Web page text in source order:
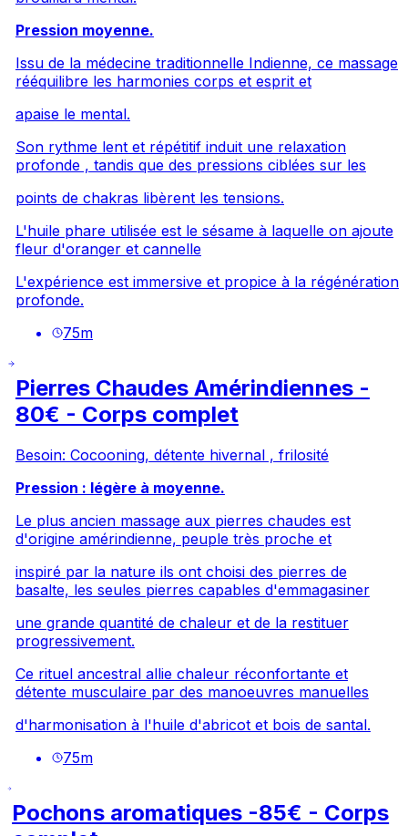
Pression moyenne.
Issu de la médecine traditionnelle Indienne, ce massage
rééquilibre les harmonies corps et esprit et
apaise le mental.
Son rythme lent et répétitif induit une relaxation
profonde , tandis que des pressions ciblées sur les
points de chakras libèrent les tensions.
L'huile phare utilisée est le sésame à laquelle on ajoute
fleur d'oranger et cannelle
L'expérience est immersive et propice à la régénération
profonde.
75m
Pierres Chaudes Amérindiennes -
80€ - Corps complet
Besoin: Cocooning, détente hivernal , frilosité
Pression : légère à moyenne.
Le plus ancien massage aux pierres chaudes est
d'origine amérindienne, peuple très proche et
inspiré par la nature ils ont choisi des pierres de
basalte, les seules pierres capables d'emmagasiner
une grande quantité de chaleur et de la restituer
progressivement.
Ce rituel ancestral allie chaleur réconfortante et
détente musculaire par des manoeuvres manuelles
d'harmonisation à l'huile d'abricot et bois de santal.
75m
Pochons aromatiques -85€ - Corps